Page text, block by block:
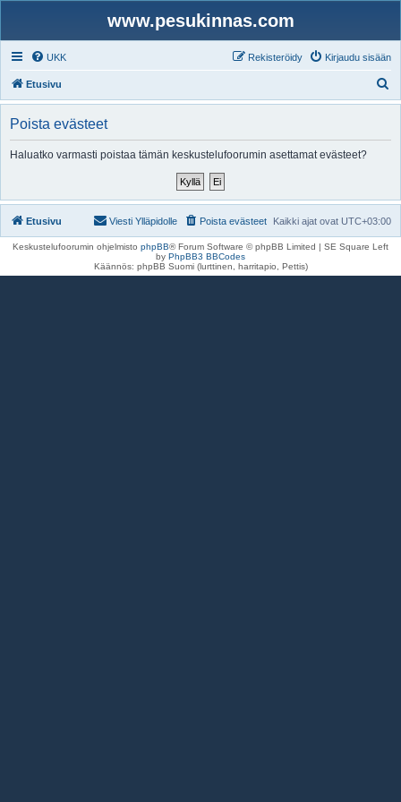
www.pesukinnas.com
UKK Kirjaudu sisään
Rekisteröidy
Etusivu
t
Poista evästeet
Haluatko varmasti poistaa tämän keskustelufoorumin asettamat evästeet?
Etusivu Kaikki ajat ovat UTC+03:00
Poista evästeet
Viesti Ylläpidolle
Keskustelufoorumin ohjelmisto phpBB® Forum Software © phpBB Limited | SE Square Left
by PhpBB3 BBCodes
Käännös: phpBB Suomi (lurttinen, harritapio, Pettis)